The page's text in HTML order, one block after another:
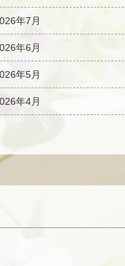
年7月
年6月
年5月
年4月